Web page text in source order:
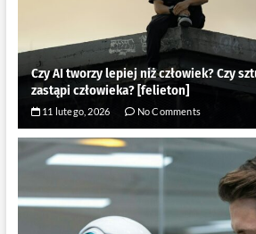
Czy AI tworzy lepiej niż człowiek? Czy
zastąpi człowieka? [felieton]
11 lutego, 2026 No Comments